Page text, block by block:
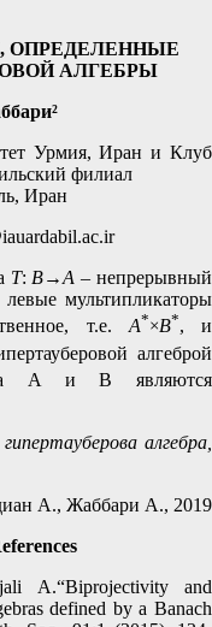
ОПРЕДЕЛЕННЫЕ
АЛГЕБРЫ
Урмия, Иран и Клуб
филиал
Иран
T: B→A – непрерывный
мультипликаторы
т.е.A*×B*, и
алгеброй
A и B являются
алгебра,
А., Жаббари A., 2019
A.“Biprojectivity and
defined by a Banach